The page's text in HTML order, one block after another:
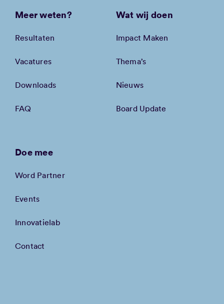
Meer weten?
Resultaten
Vacatures
Downloads
FAQ
Wat wij doen
Impact Maken
Thema’s
Nieuws
Board Update
Doe mee
Word Partner
Events
Innovatielab
Contact